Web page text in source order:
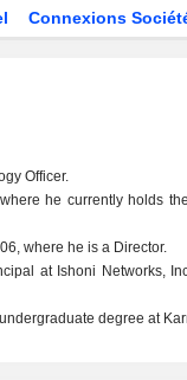
Connexions
Officer.
he currently holds
where he is a Director.
at Ishoni Networks,
degree at